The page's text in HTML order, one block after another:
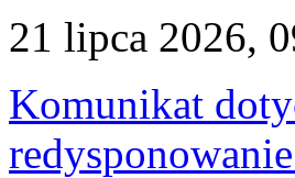
21 lipca 2026,
Komunikat